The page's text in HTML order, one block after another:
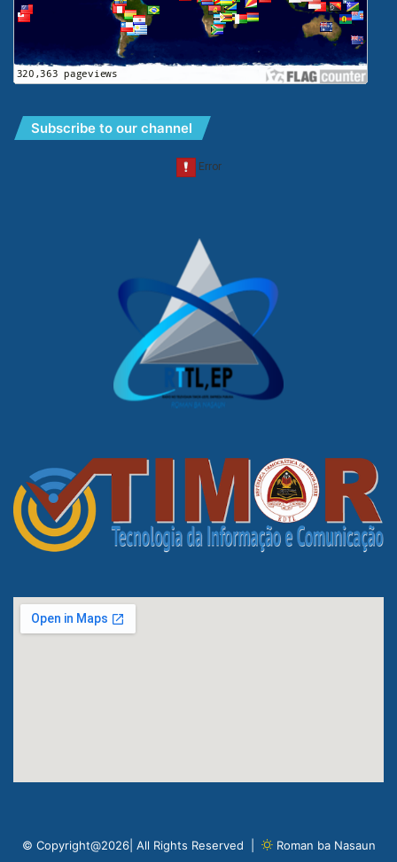
Subscribe to our channel
© Copyright@2026| All Rights Reserved | Roman ba Nasaun